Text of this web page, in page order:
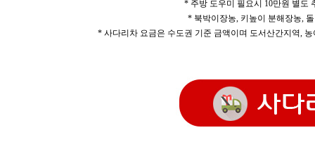
* 주방 도우미 필요시 10만원 별도
* 북박이장농, 키높이 분해장농,
* 사다리차 요금은 수도권 기준 금액이며 도서산간지역,